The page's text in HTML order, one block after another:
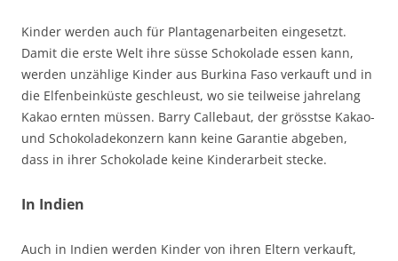
Kinder werden auch für Plantagenarbeiten eingesetzt.
Damit die erste Welt ihre süsse Schokolade essen kann,
werden unzählige Kinder aus Burkina Faso verkauft und in
die Elfenbeinküste geschleust, wo sie teilweise jahrelang
Kakao ernten müssen. Barry Callebaut, der grösstse Kakao-
und Schokoladekonzern kann keine Garantie abgeben,
dass in ihrer Schokolade keine Kinderarbeit stecke.
In Indien
Auch in Indien werden Kinder von ihren Eltern verkauft,